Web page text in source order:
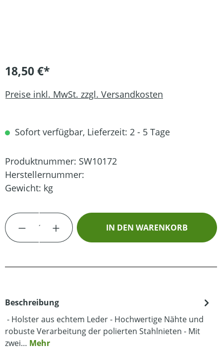
18,50 €*
Preise inkl. MwSt. zzgl. Versandkosten
Sofort verfügbar, Lieferzeit: 2 - 5 Tage
Produktnummer: SW10172
Herstellernummer:
Gewicht: kg
Produkt Anzahl: Gib den gewünschten
IN DEN WARENKORB
Beschreibung
- Holster aus echtem Leder - Hochwertige Nähte und
robuste Verarbeitung der polierten Stahlnieten - Mit
zwei… Mehr